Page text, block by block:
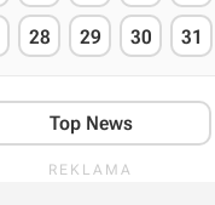
28 29 30 31
Top News